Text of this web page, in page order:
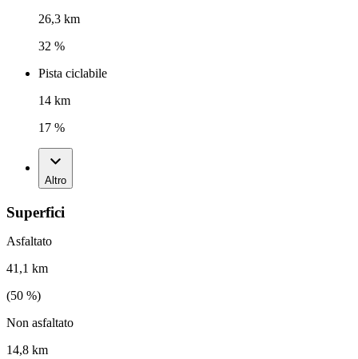
26,3 km
32 %
Pista ciclabile
14 km
17 %
Altro
Superfici
Asfaltato
41,1 km
(50 %)
Non asfaltato
14,8 km